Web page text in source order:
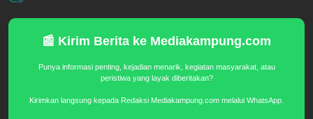
📰 Kirim Berita ke Mediakampung.com
Punya informasi penting, kejadian menarik, kegiatan masyarakat, atau
peristiwa yang layak diberitakan?
Kirimkan langsung kepada Redaksi Mediakampung.com melalui WhatsApp.